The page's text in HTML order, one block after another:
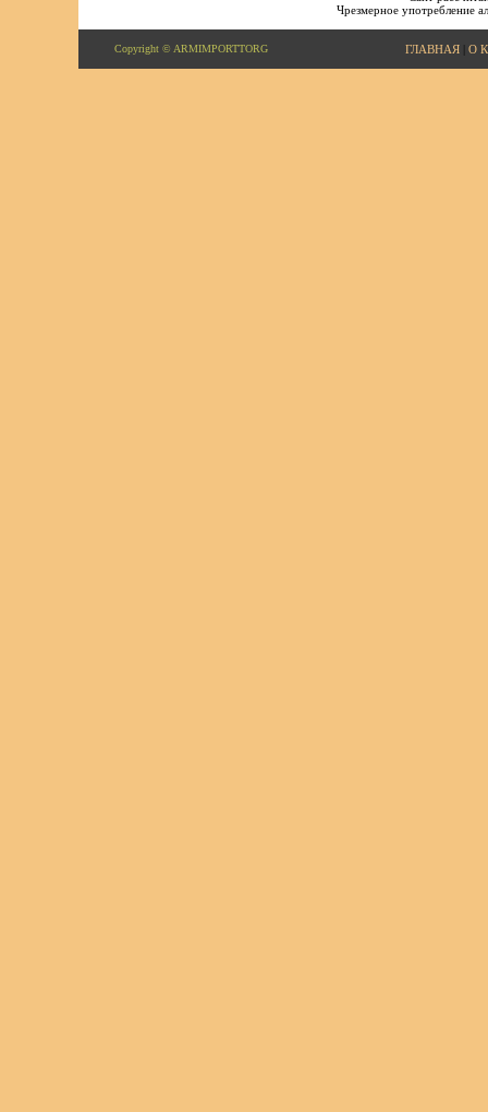
Чрезмерное употребление
Copyright © ARMIMPORTTORG ГЛАВНАЯ| О